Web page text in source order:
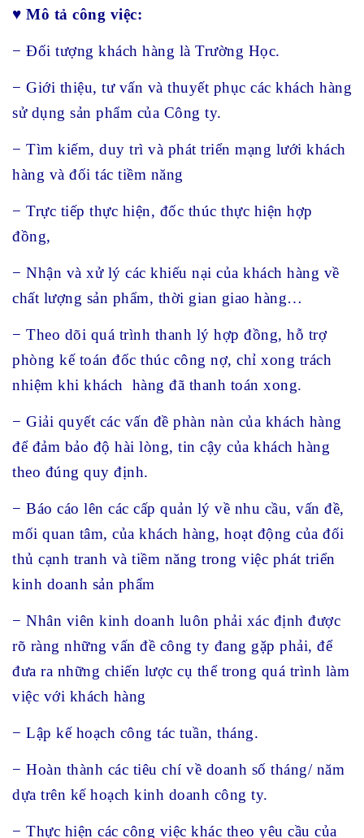
♥ Mô tả công việc:
− Đối tượng khách hàng là Trường Học.
− Giới thiệu, tư vấn và thuyết phục các khách hàng
sử dụng sản phẩm của Công ty.
− Tìm kiếm, duy trì và phát triển mạng lưới khách
hàng và đối tác tiềm năng
− Trực tiếp thực hiện, đốc thúc thực hiện hợp
đồng,
− Nhận và xử lý các khiếu nại của khách hàng về
chất lượng sản phẩm, thời gian giao hàng…
− Theo dõi quá trình thanh lý hợp đồng, hỗ trợ
phòng kế toán đốc thúc công nợ, chỉ xong trách
nhiệm khi khách hàng đã thanh toán xong.
− Giải quyết các vấn đề phàn nàn của khách hàng
để đảm bảo độ hài lòng, tin cậy của khách hàng
theo đúng quy định.
− Báo cáo lên các cấp quản lý về nhu cầu, vấn đề,
mối quan tâm, của khách hàng, hoạt động của đối
thủ cạnh tranh và tiềm năng trong việc phát triển
kinh doanh sản phẩm
− Nhân viên kinh doanh luôn phải xác định được
rõ ràng những vấn đề công ty đang gặp phải, để
đưa ra những chiến lược cụ thể trong quá trình làm
việc với khách hàng
− Lập kế hoạch công tác tuần, tháng.
− Hoàn thành các tiêu chí về doanh số tháng/ năm
dựa trên kế hoạch kinh doanh công ty.
− Thực hiện các công việc khác theo yêu cầu của